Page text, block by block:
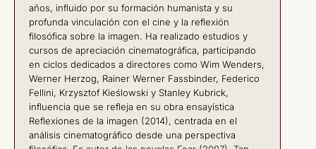
años, influido por su formación humanista y su
profunda vinculación con el cine y la reflexión
filosófica sobre la imagen. Ha realizado estudios y
cursos de apreciación cinematográfica, participando
en ciclos dedicados a directores como Wim Wenders,
Werner Herzog, Rainer Werner Fassbinder, Federico
Fellini, Krzysztof Kieślowski y Stanley Kubrick,
influencia que se refleja en su obra ensayística
Reflexiones de la imagen (2014), centrada en el
análisis cinematográfico desde una perspectiva